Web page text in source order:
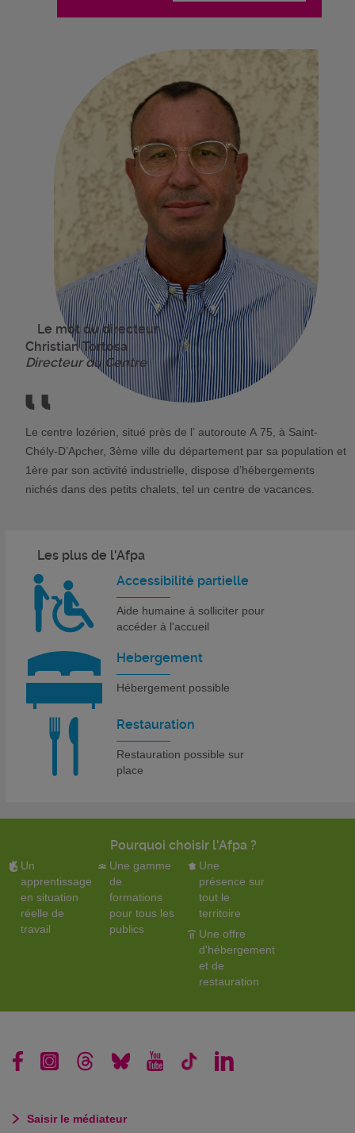
Le mot du directeur
Christian Tortosa
Directeur du Centre
Le centre lozérien, situé près de l’ autoroute A 75, à Saint-
Chély-D’Apcher, 3ème ville du département par sa population et
1ère par son activité industrielle, dispose d’hébergements
nichés dans des petits chalets, tel un centre de vacances.
Les plus de l'Afpa
Accessibilité partielle
Aide humaine à solliciter pour
accéder à l'accueil
Hebergement
Hébergement possible
Restauration
Restauration possible sur
place
Pourquoi choisir l'Afpa ?
Un
apprentissage
en situation
réelle de
travail
Une gamme
de
formations
pour tous les
publics
Une
présence sur
tout le
territoire
Une offre
d'hébergement
et de
restauration
Saisir le médiateur